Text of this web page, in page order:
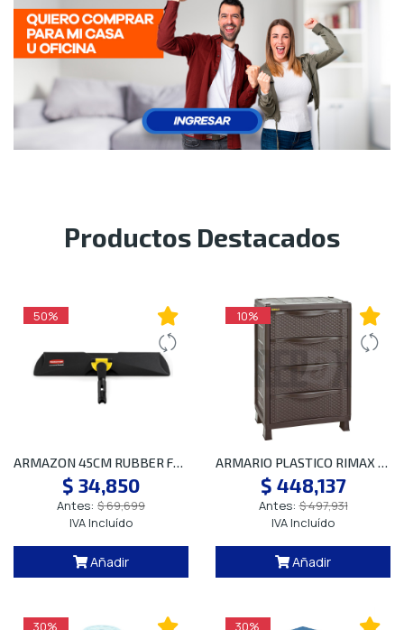
Aseo
Cuidado
Útiles
De
Cómputo
Juguetería
Cafetería
Alimentos
Productos Destacados
50%
ARMAZON 45CM RUBBER FGQ55900BK00 NEGR SP
$ 34,850
Antes: $ 69,699
IVA Incluído
Añadir
10%
ARMARIO PLASTICO RIMAX CAJONERO WENGUE
$ 448,137
Antes: $ 497,931
IVA Incluído
Añadir
30% 30%